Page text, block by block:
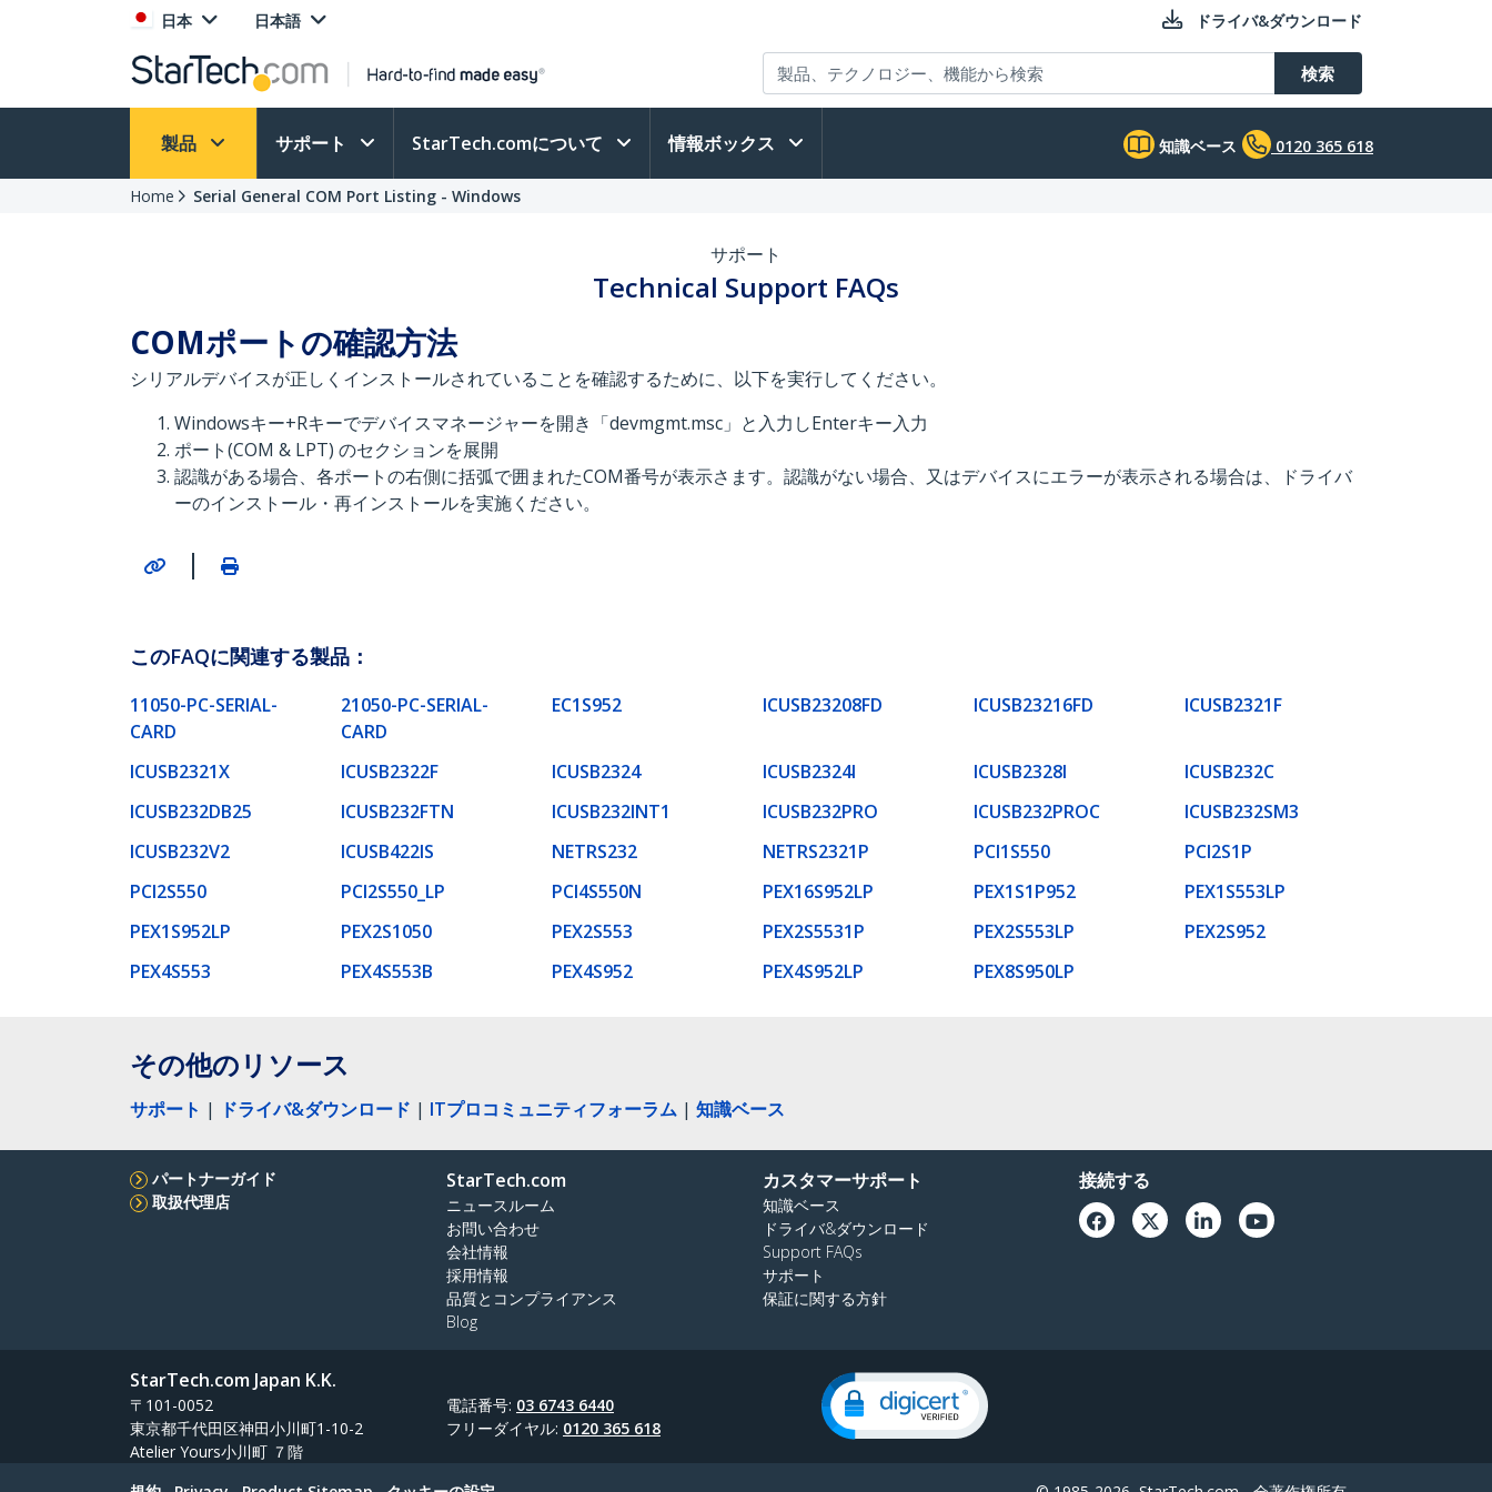
日本 日本語 ドライバ&ダウンロード
検索
製品 サポート StarTech.comについて 情報ボックス 知識ベース 0120 365 618
Home Serial General COM Port Listing - Windows
サポート
Technical Support FAQs
COMポートの確認方法
シリアルデバイスが正しくインストールされていることを確認するために、以下を実行してください。
Windowsキー+Rキーでデバイスマネージャーを開き「devmgmt.msc」と入力しEnterキー入力
ポート(COM & LPT) のセクションを展開
認識がある場合、各ポートの右側に括弧で囲まれたCOM番号が表示さます。認識がない場合、又はデバイスにエラーが表示される場合は、ドライバ
ーのインストール・再インストールを実施ください。
|
このFAQに関連する製品：
11050-PC-SERIAL-
CARD
21050-PC-SERIAL-
CARD
EC1S952 ICUSB23208FD ICUSB23216FD ICUSB2321F
ICUSB2321X ICUSB2322F ICUSB2324 ICUSB2324I ICUSB2328I
ICUSB232C
ICUSB232DB25
ICUSB232FTN ICUSB232INT1 ICUSB232PRO ICUSB232PROC
ICUSB232SM3
ICUSB232V2
ICUSB422IS NETRS232 NETRS2321P PCI1S550
PCI2S1P
PCI2S550
PCI2S550_LP PCI4S550N PEX16S952LP PEX1S1P952
PEX1S553LP
PEX1S952LP
PEX2S1050 PEX2S553 PEX2S5531P PEX2S553LP
PEX2S952
PEX4S553
PEX4S553B PEX4S952 PEX4S952LP PEX8S950LP
その他のリソース
サポート | ドライバ&ダウンロード | ITプロコミュニティフォーラム | 知識ベース
パートナーガイド
取扱代理店
StarTech.com
ニュースルーム
お問い合わせ
会社情報
採用情報
品質とコンプライアンス
Blog
カスタマーサポート
知識ベース
ドライバ&ダウンロード
Support FAQs
サポート
保証に関する方針
接続する
StarTech.com Japan K.K.
〒101-0052
東京都千代田区神田小川町1-10-2
Atelier Yours小川町 ７階
電話番号: 03 6743 6440
フリーダイヤル: 0120 365 618